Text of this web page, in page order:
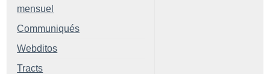
mensuel
Communiqués
Webditos
Tracts